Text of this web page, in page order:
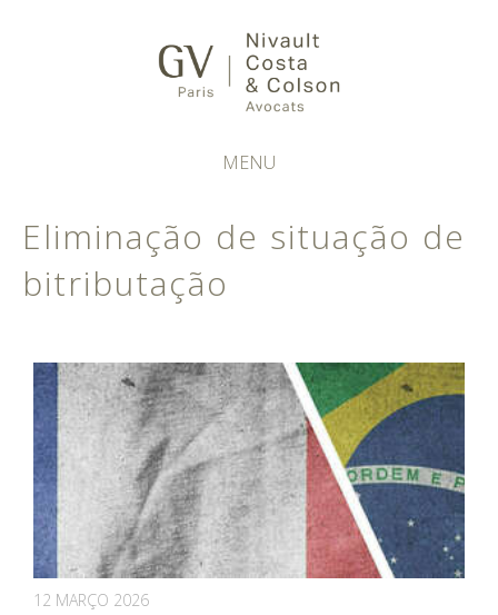
MENU
Eliminação de situação de
bitributação
12 MARÇO 2026